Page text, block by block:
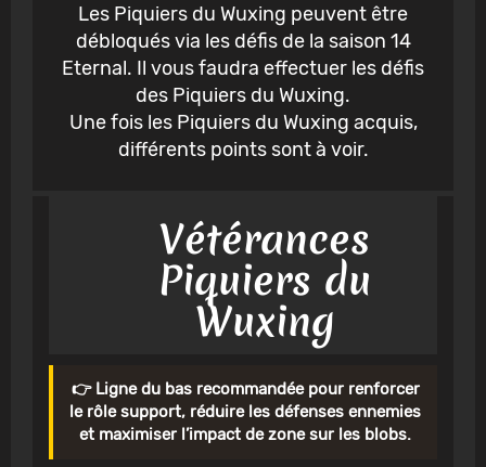
Les Piquiers du Wuxing peuvent être
débloqués via les défis de la saison 14
Eternal. Il vous faudra effectuer les défis
des Piquiers du Wuxing.
Une fois les Piquiers du Wuxing acquis,
différents points sont à voir.
Vétérances
Piquiers du
Wuxing
👉 Ligne du bas recommandée pour renforcer
le rôle support, réduire les défenses ennemies
et maximiser l’impact de zone sur les blobs.